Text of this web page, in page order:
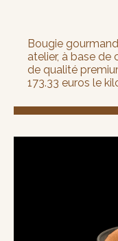
Bougie
atelier, à base
de qualité
173.33 euros le